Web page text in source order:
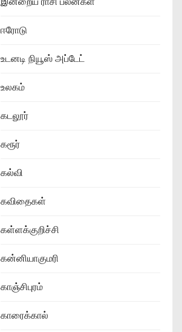
ஈரோடு
உடனடி நியூஸ் அப்டேட்
உலகம்
கடலூர்
கரூர்
கல்வி
கவிதைகள்
கள்ளக்குறிச்சி
கன்னியாகுமரி
காஞ்சிபுரம்
காரைக்கால்